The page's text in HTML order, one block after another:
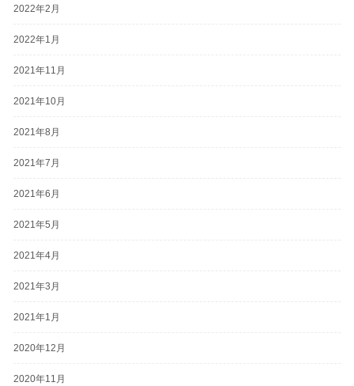
2022年2月
2022年1月
2021年11月
2021年10月
2021年8月
2021年7月
2021年6月
2021年5月
2021年4月
2021年3月
2021年1月
2020年12月
2020年11月